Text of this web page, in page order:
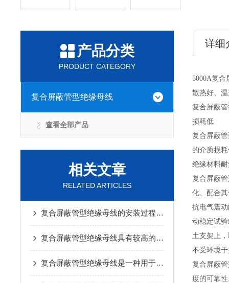
产品分类
PRODUCT CATEGORY
复合屏蔽管型绝缘母线
查看全部产品
相关文章
RELATED ARTICLES
复合屏蔽管型绝缘母线的安装过程相对简单
复合屏蔽管型绝缘母线具有较高的绝缘性能和热稳定性
复合屏蔽管型绝缘母线是一种用于电力传输的重要设备
详细
5000A复合
散热好、
复合屏蔽
损耗低
复合屏蔽
的介质损
绝缘材料
复合屏蔽
化、配合
抗电气震
动稳定试
土支架上
不受环境
复合屏蔽
度的可靠